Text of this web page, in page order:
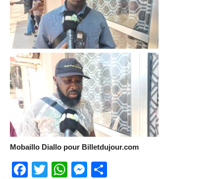
Mobaillo Diallo pour Billetdujour.com
Facebook
TwitterWhatsApp
Messenger